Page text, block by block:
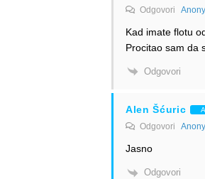
Odgovori
Kad imate flotu
Procitao sam da
Odgovori
Alen Šćuric
Odgovori
Jasno
Odgovori